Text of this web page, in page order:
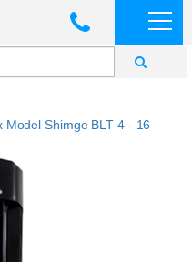
Shimge BLT 4 - 16